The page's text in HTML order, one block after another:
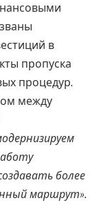
в
пропуска
процедур.
между
более
маршрут».